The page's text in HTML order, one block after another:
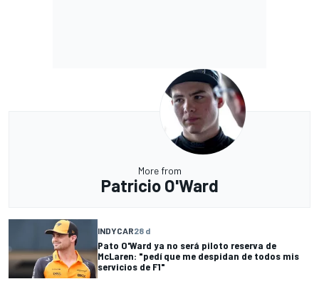
More from
Patricio O'Ward
INDYCAR28 d
Pato O'Ward ya no será piloto reserva de
McLaren: "pedí que me despidan de todos mis
servicios de F1"